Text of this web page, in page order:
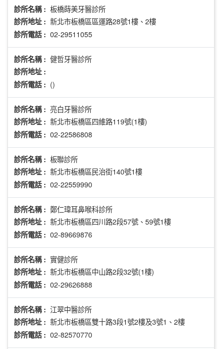
診所名稱 : 板橋蒔美牙醫診所
診所地址 : 新北市板橋區區運路28號1樓、2樓
診所電話 : 02-29511055
診所名稱 : 健哲牙醫診所
診所地址 :
診所電話 : ()
診所名稱 : 亮白牙醫診所
診所地址 : 新北市板橋區四維路119號(1樓)
診所電話 : 02-22586808
診所名稱 : 板聯診所
診所地址 : 新北市板橋區民治街140號1樓
診所電話 : 02-22559990
診所名稱 : 鄭仁瑋耳鼻喉科診所
診所地址 : 新北市板橋區四川路2段57號、59號1樓
診所電話 : 02-89669876
診所名稱 : 實健診所
診所地址 : 新北市板橋區中山路2段32號(1樓)
診所電話 : 02-29626888
診所名稱 : 江翠中醫診所
診所地址 : 新北市板橋區雙十路3段1號2樓及3號1、2樓
診所電話 : 02-82570770